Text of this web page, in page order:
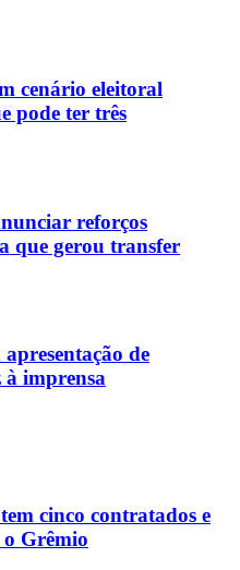
cenário eleitoral
pode ter três
reforços
que gerou transfer
de
à imprensa
cinco contratados e
Grêmio